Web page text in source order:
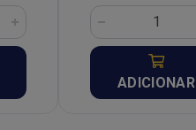
ADICIONAR